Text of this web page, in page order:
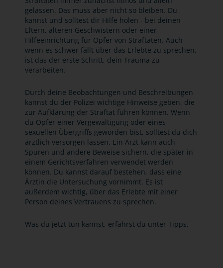
gelassen. Das muss aber nicht so bleiben. Du
kannst und solltest dir Hilfe holen - bei deinen
Eltern, älteren Geschwistern oder einer
Hilfeeinrichtung für Opfer von Straftaten. Auch
wenn es schwer fällt über das Erlebte zu sprechen,
ist das der erste Schritt, dein Trauma zu
verarbeiten.
Durch deine Beobachtungen und Beschreibungen
kannst du der Polizei wichtige Hinweise geben, die
zur Aufklärung der Straftat führen können. Wenn
du Opfer einer Vergewaltigung oder eines
sexuellen Übergriffs geworden bist, solltest du dich
ärztlich versorgen lassen. Ein Arzt kann auch
Spuren und andere Beweise sichern, die später in
einem Gerichtsverfahren verwendet werden
können. Du kannst darauf bestehen, dass eine
Ärztin die Untersuchung vornimmt. Es ist
außerdem wichtig, über das Erlebte mit einer
Person deines Vertrauens zu sprechen.
Was du jetzt tun kannst, erfährst du unter Tipps.